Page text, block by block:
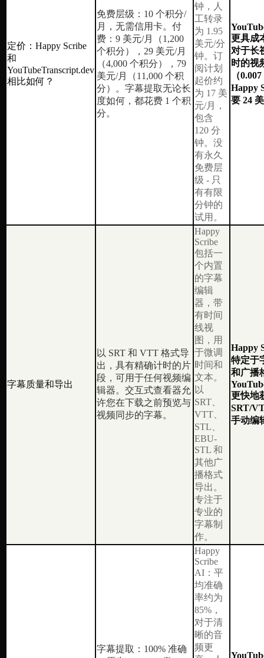
定价：Happy Scribe
和
YouTubeTranscript.dev
相比如何？
免费层级：10 个积分/
月，无需信用卡。付
费：9 美元/月（1,200
个积分），29 美元/月
（4,000 个积分），79
美元/月（11,000 个积
分）。字幕提取无论长
度如何，都花费 1 个积
分。
钟，人
工转录
为 1.95
美元/分
钟。订
阅计划
起价约
为 17 美
元/月，
包含
120 分
钟。没
有永久
免费层
级 - 只
有有限
分钟的
试用。
更具成
对于长
时的视
（
Happy
要 24
字幕质量和导出
以 SRT 和 VTT 格式导
出，具有精确计时的片
段，可用于任何视频编
辑器。交互式查看器允
许您在下载之前预览与
视频同步的字幕。
Happy
Scribe
包括一
个内置
的字幕
编辑
器，带
有时间
线视
图，用
于微调
时间和
文本。
以
SRT、
VTT、
STL、
EBU-
STL 和
其他广
播格式
导出。
专注于
专业的
字幕制
作。
Happy
特定于
和广播
更快地
SRT/
手动编
字幕提取：100% 准确
Happy
Scribe
AI：平
均准确
率约为
85%，
对于清
晰的音
频更